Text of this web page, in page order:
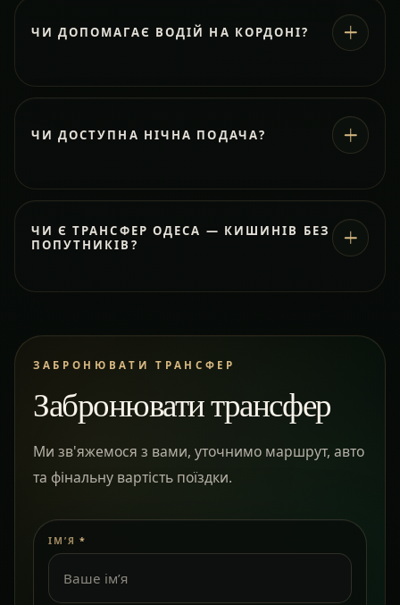
ЧИ ДОПОМАГАЄ ВОДІЙ НА КОРДОНІ?
ЧИ ДОСТУПНА НІЧНА ПОДАЧА?
ЧИ Є ТРАНСФЕР ОДЕСА — КИШИНІВ БЕЗ
ПОПУТНИКІВ?
ЗАБРОНЮВАТИ ТРАНСФЕР
Забронювати трансфер
Ми зв'яжемося з вами, уточнимо маршрут, авто
та фінальну вартість поїздки.
ІМ’Я *